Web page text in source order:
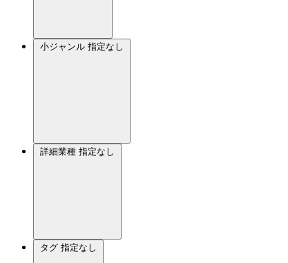
小ジャンル 指定なし
詳細業種 指定なし
タグ 指定なし